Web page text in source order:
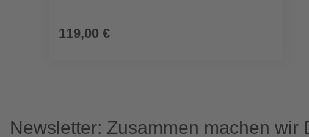
119,00 €
Newsletter: Zusammen machen